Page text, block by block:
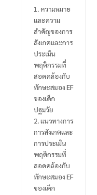
1. ความหมาย
และความ
สำคัญของการ
สังเกตและการ
ประเมิน
พฤติกรรมที่
สอดคล้องกับ
ทักษะสมอง EF
ของเด็ก
ปฐมวัย
2. แนวทางการ
การสังเกตและ
การประเมิน
พฤติกรรมที่
สอดคล้องกับ
ทักษะสมอง EF
ของเด็ก